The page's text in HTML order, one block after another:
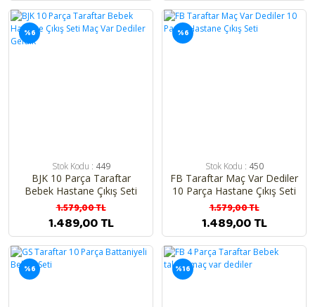
%6
Stok Kodu : 449
BJK 10 Parça Taraftar
Bebek Hastane Çıkış Seti
Maç Var Dediler Geldik
1.579,00 TL
1.489,00 TL
%6
Stok Kodu : 450
FB Taraftar Maç Var Dediler
10 Parça Hastane Çıkış Seti
1.579,00 TL
1.489,00 TL
%6 %16